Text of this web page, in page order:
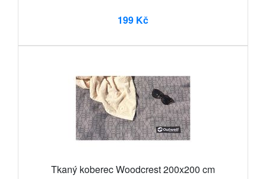
199 Kč
Tkaný koberec Woodcrest 200x200 cm